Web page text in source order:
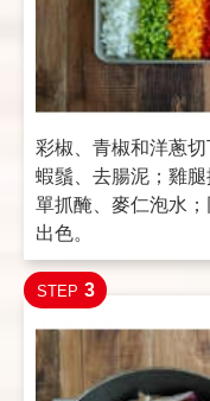
彩椒、青椒和洋蔥
蝦鬚、去腸泥；雞
單抓醃、麥仁泡水
出色。
STEP 3